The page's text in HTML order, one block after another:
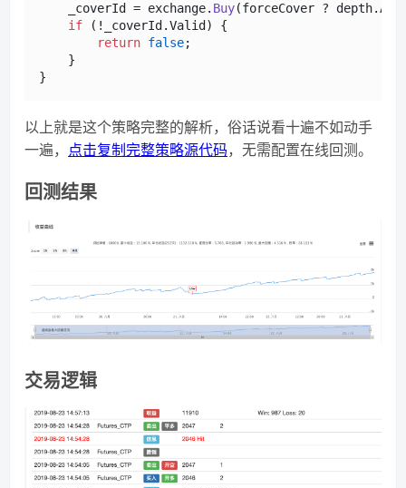
    _coverId = exchange.
Buy(forceCover ?
if (!_coverId.Valid) {
return false;
    }
以上就是这个策略完整的解析，俗话说看十遍不如动手
一遍， 点击复制完整策略源代码，无需配置在线回测。
回测结果
交易逻辑